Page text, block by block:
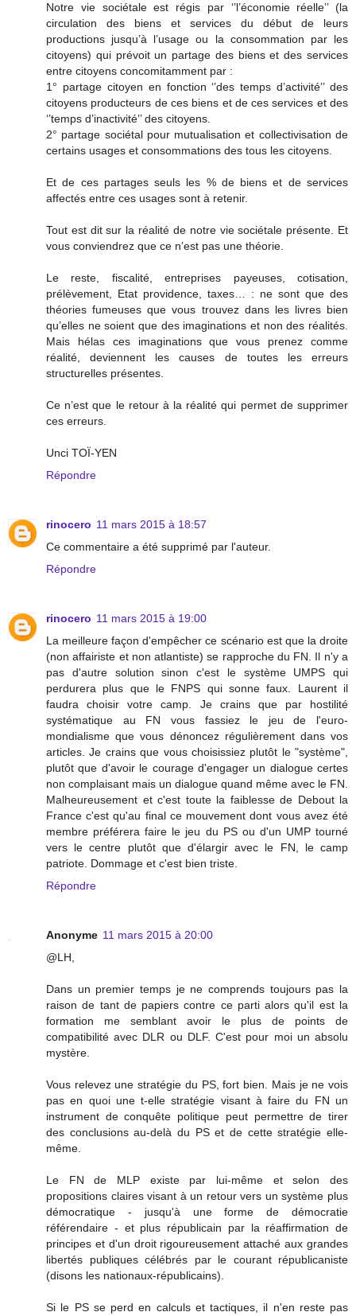
Notre vie sociétale est régis par ‘’l’économie réelle’’ (la
circulation des biens et services du début de leurs
productions jusqu’à l’usage ou la consommation par les
citoyens) qui prévoit un partage des biens et des services
entre citoyens concomitamment par :
1° partage citoyen en fonction ‘’des temps d’activité’’ des
citoyens producteurs de ces biens et de ces services et des
‘’temps d’inactivité’’ des citoyens.
2° partage sociétal pour mutualisation et collectivisation de
certains usages et consommations des tous les citoyens.
Et de ces partages seuls les % de biens et de services
affectés entre ces usages sont à retenir.
Tout est dit sur la réalité de notre vie sociétale présente. Et
vous conviendrez que ce n’est pas une théorie.
Le reste, fiscalité, entreprises payeuses, cotisation,
prélèvement, Etat providence, taxes… : ne sont que des
théories fumeuses que vous trouvez dans les livres bien
qu’elles ne soient que des imaginations et non des réalités.
Mais hélas ces imaginations que vous prenez comme
réalité, deviennent les causes de toutes les erreurs
structurelles présentes.
Ce n’est que le retour à la réalité qui permet de supprimer
ces erreurs.
Unci TOÏ-YEN
Répondre
rinocero 11 mars 2015 à 18:57
Ce commentaire a été supprimé par l'auteur.
Répondre
rinocero 11 mars 2015 à 19:00
La meilleure façon d'empêcher ce scénario est que la droite
(non affairiste et non atlantiste) se rapproche du FN. Il n'y a
pas d'autre solution sinon c'est le système UMPS qui
perdurera plus que le FNPS qui sonne faux. Laurent il
faudra choisir votre camp. Je crains que par hostilité
systématique au FN vous fassiez le jeu de l'euro-
mondialisme que vous dénoncez régulièrement dans vos
articles. Je crains que vous choisissiez plutôt le "système",
plutôt que d'avoir le courage d'engager un dialogue certes
non complaisant mais un dialogue quand même avec le FN.
Malheureusement et c'est toute la faiblesse de Debout la
France c'est qu'au final ce mouvement dont vous avez été
membre préférera faire le jeu du PS ou d'un UMP tourné
vers le centre plutôt que d'élargir avec le FN, le camp
patriote. Dommage et c'est bien triste.
Répondre
Anonyme 11 mars 2015 à 20:00
@LH,
Dans un premier temps je ne comprends toujours pas la
raison de tant de papiers contre ce parti alors qu'il est la
formation me semblant avoir le plus de points de
compatibilité avec DLR ou DLF. C'est pour moi un absolu
mystère.
Vous relevez une stratégie du PS, fort bien. Mais je ne vois
pas en quoi une t-elle stratégie visant à faire du FN un
instrument de conquête politique peut permettre de tirer
des conclusions au-delà du PS et de cette stratégie elle-
même.
Le FN de MLP existe par lui-même et selon des
propositions claires visant à un retour vers un système plus
démocratique - jusqu'à une forme de démocratie
référendaire - et plus républicain par la réaffirmation de
principes et d'un droit rigoureusement attaché aux grandes
libertés publiques célébrés par le courant républicaniste
(disons les nationaux-républicains).
Si le PS se perd en calculs et tactiques, il n'en reste pas